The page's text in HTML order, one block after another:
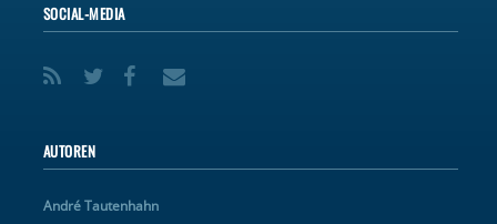
SOCIAL-MEDIA
AUTOREN
André Tautenhahn